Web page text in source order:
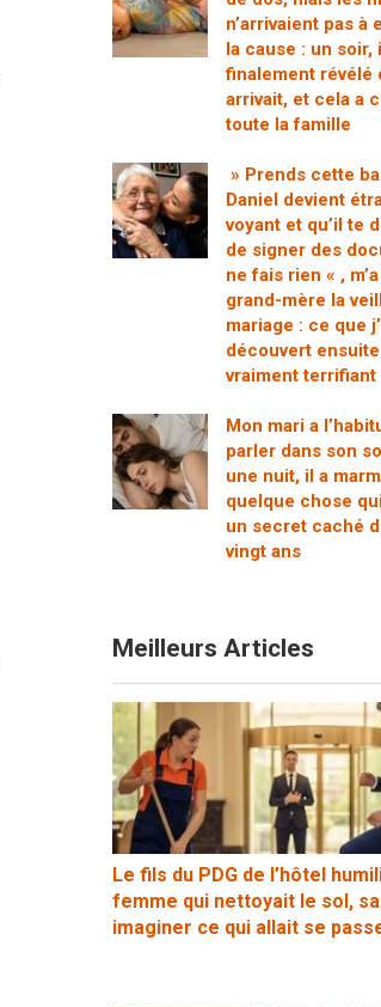
n’arrivaient pas à
la cause : un soir,
finalement révélé
arrivait, et cela a
toute la famille
» Prends cette
Daniel devient
voyant et qu’il te
de signer des
ne fais rien « ,
grand-mère la
mariage : ce que
découvert
vraiment terrifiant
Mon mari a
parler dans son
une nuit, il a
quelque chose
un secret caché
vingt ans
Meilleurs Articles
Le fils du PDG de l’hôtel
femme qui nettoyait le sol,
imaginer ce qui allait se